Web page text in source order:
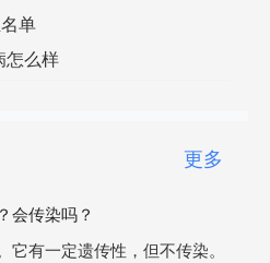
单
怎么样
更多
会传染吗？
它有一定遗传性，但不传染。